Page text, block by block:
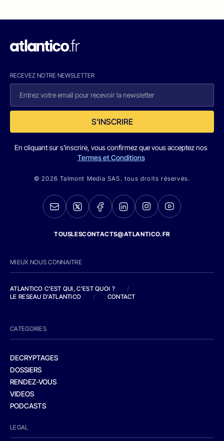
RECEVEZ NOTRE NEWSLETTER
S'INSCRIRE
En cliquant sur s'inscrire, vous confirmez que vous acceptez nos
Termes et Conditions
© 2026 Talmont Media SAS. tous droits réservés.
TOUSLESCONTACTS@ATLANTICO.FR
MIEUX NOUS CONNAITRE
ATLANTICO C'EST QUI, C'EST QUOI ?
/
LE RESEAU D'ATLANTICO
/ CONTACT
CATEGORIES
DECRYPTAGES
DOSSIERS
RENDEZ-VOUS
VIDEOS
PODCASTS
LEGAL